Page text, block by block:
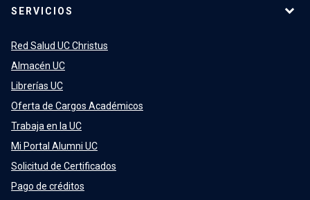
SERVICIOS
Red Salud UC Christus
Almacén UC
Librerías UC
Oferta de Cargos Académicos
Trabaja en la UC
Mi Portal Alumni UC
Solicitud de Certificados
Pago de créditos